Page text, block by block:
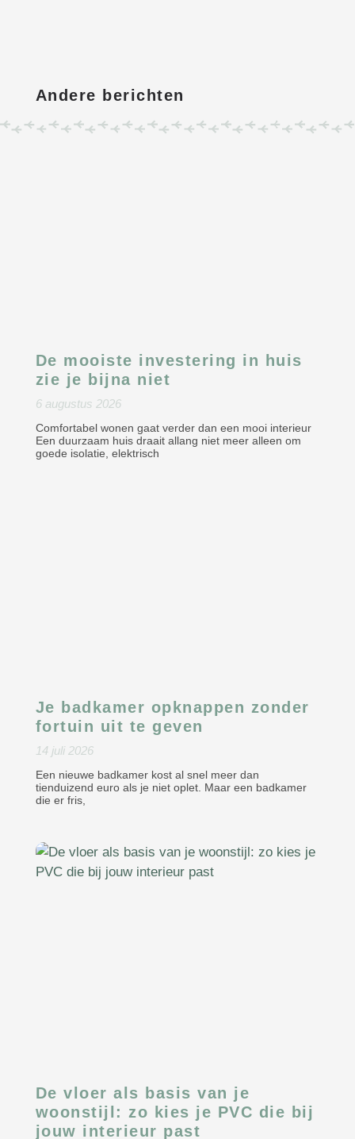
Andere berichten
De mooiste investering in huis
zie je bijna niet
6 augustus 2026
Comfortabel wonen gaat verder dan een mooi interieur
Een duurzaam huis draait allang niet meer alleen om
goede isolatie, elektrisch
Je badkamer opknappen zonder
fortuin uit te geven
14 juli 2026
Een nieuwe badkamer kost al snel meer dan
tienduizend euro als je niet oplet. Maar een badkamer
die er fris,
De vloer als basis van je
woonstijl: zo kies je PVC die bij
jouw interieur past